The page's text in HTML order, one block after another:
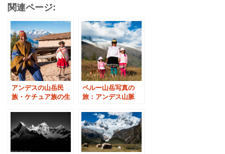
関連ページ:
アンデスの山岳民
族・ケチュア族の生
ペルー山岳写真の
旅：アンデス山脈
景